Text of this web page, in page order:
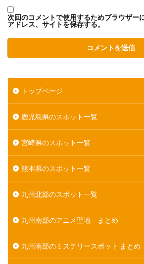
次回のコメントで使用するためブラウザー
アドレス、サイトを保存する。
トップページ
鹿児島県のスポット一覧
宮崎県のスポット一覧
熊本県のスポット一覧
九州北部のスポット一覧
九州南部のアニメ聖地 まとめ
九州南部のミステリースポット まとめ